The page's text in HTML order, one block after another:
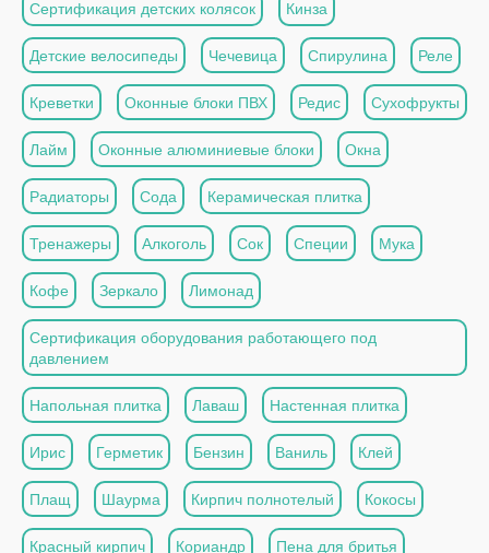
Сертификация детских колясок Кинза
Детские велосипеды Чечевица Спирулина Реле
Креветки Оконные блоки ПВХ Редис Сухофрукты
Лайм Оконные алюминиевые блоки Окна
Радиаторы Сода Керамическая плитка
Тренажеры Алкоголь Сок Специи Мука
Кофе Зеркало Лимонад
Сертификация оборудования работающего под
давлением
Напольная плитка Лаваш Настенная плитка
Ирис Герметик Бензин Ваниль Клей
Плащ Шаурма Кирпич полнотелый Кокосы
Красный кирпич Кориандр Пена для бритья